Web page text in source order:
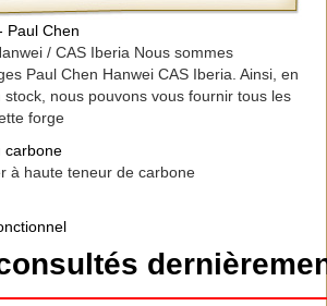
Paul Chen
/ CAS Iberia Nous sommes
Paul Chen Hanwei CAS Iberia. Ainsi, en
stock, nous pouvons vous fournir tous les
forge
carbone
à haute teneur de carbone